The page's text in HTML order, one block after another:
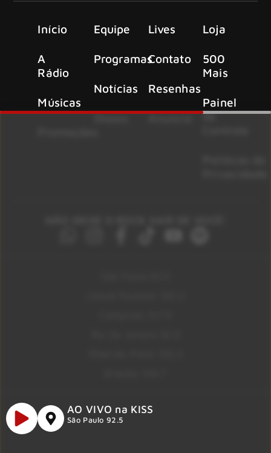
Início
A
Rádio
Músicas
Equipe
Programas
Notícias
Shows
Lives
Contato
Resenhas
Anuncie
Loja
500
Mais
Painel
de
AO VIVO na KISS
São Paulo 92.5